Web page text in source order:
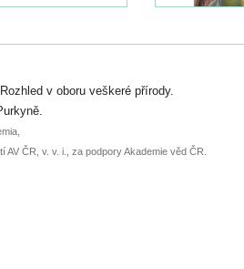
do 6. září.
nebo
v oboru veškeré přírody.
ČR, v. v. i., za podpory Akademie věd ČR.